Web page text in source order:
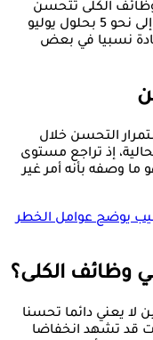
وظائف الكلى تتحسن
تدريجيا، حيث انخفض الكرياتينين إلى 7 ثم إلى نحو 5 بحلول يوليو
نسبيا في بعض
التحسن خلال
وحتى الفترة الحالية، إذ تراجع مستوى
تدريجيا إلى 4 ثم 3.5 ثم 2.5، وهو ما وصفه بأنه أمر غير
يوضح عوامل الخطر
الكلى؟
لا يعني دائما تحسنا
قد تشهد انخفاضا